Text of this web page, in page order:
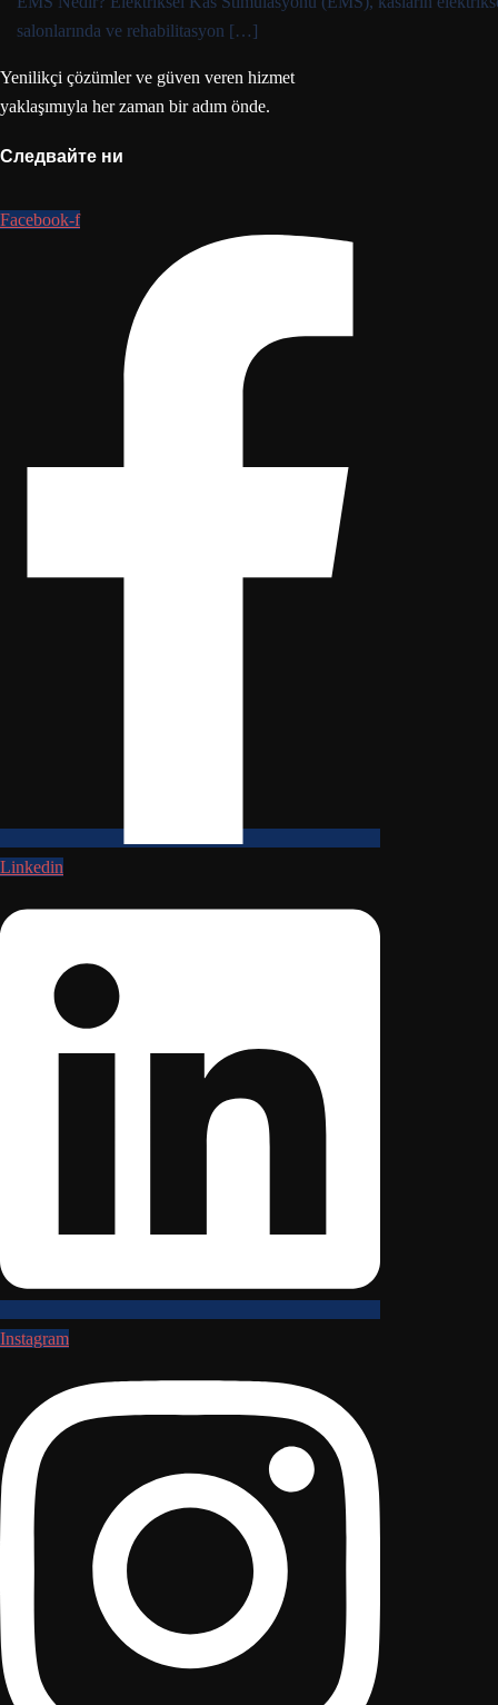
salonlarında ve rehabilitasyon […]
Yenilikçi çözümler ve güven veren hizmet
yaklaşımıyla her zaman bir adım önde.
Следвайте ни
Facebook-f
Linkedin
Instagram